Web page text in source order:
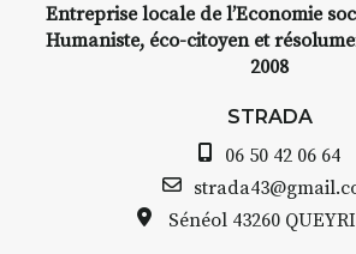
Entreprise locale de l’Economie
Humaniste, éco-citoyen et
2008
STRADA
06 50 42 06 64
Sénéol 43260